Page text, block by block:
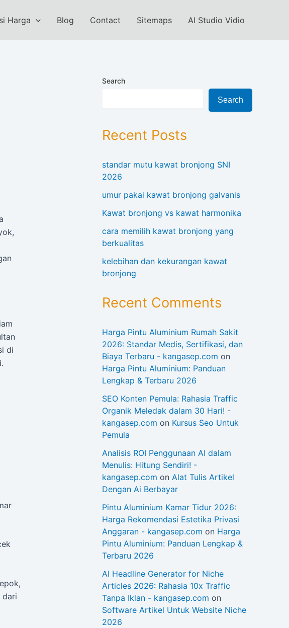
Harga Blog Contact Sitemaps AI Studio Vidio
di
dari
Search
Search
Recent Posts
standar mutu kawat bronjong SNI
2026
umur pakai kawat bronjong galvanis
Kawat bronjong vs kawat harmonika
cara memilih kawat bronjong yang
berkualitas
kelebihan dan kekurangan kawat
bronjong
Recent Comments
Harga Pintu Aluminium Rumah Sakit
2026: Standar Medis, Sertifikasi, dan
Biaya Terbaru - kangasep.com on
Harga Pintu Aluminium: Panduan
Lengkap & Terbaru 2026
SEO Konten Pemula: Rahasia Traffic
Organik Meledak dalam 30 Hari! -
kangasep.com on Kursus Seo Untuk
Pemula
Analisis ROI Penggunaan AI dalam
Menulis: Hitung Sendiri! -
kangasep.com on Alat Tulis Artikel
Dengan Ai Berbayar
Pintu Aluminium Kamar Tidur 2026:
Harga Rekomendasi Estetika Privasi
Anggaran - kangasep.com on Harga
Pintu Aluminium: Panduan Lengkap &
Terbaru 2026
AI Headline Generator for Niche
Articles 2026: Rahasia 10x Traffic
Tanpa Iklan - kangasep.com on
Software Artikel Untuk Website Niche
2026